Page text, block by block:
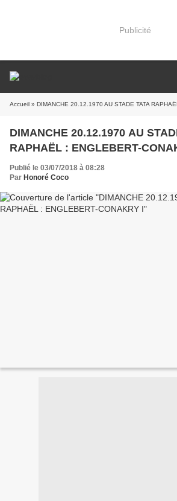
Publicité
Accueil » DIMANCHE 20.12.1970 AU STADE TATA
DIMANCHE 20.12.1970 AU
RAPHAËL : ENGLEBERT-
Publié le 03/07/2018 à 08:28
Par Honoré Coco